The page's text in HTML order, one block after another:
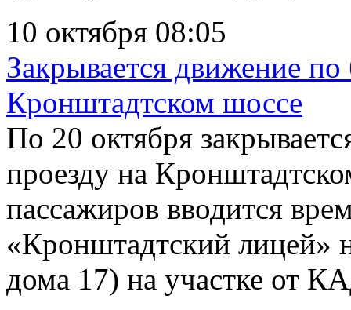
10 октября 08:05
Закрывается движение
Кронштадтском шоссе
По 20 октября
проезду на
пассажиров вводится
«Кронштадтский лицей»
дома 17) на участке от